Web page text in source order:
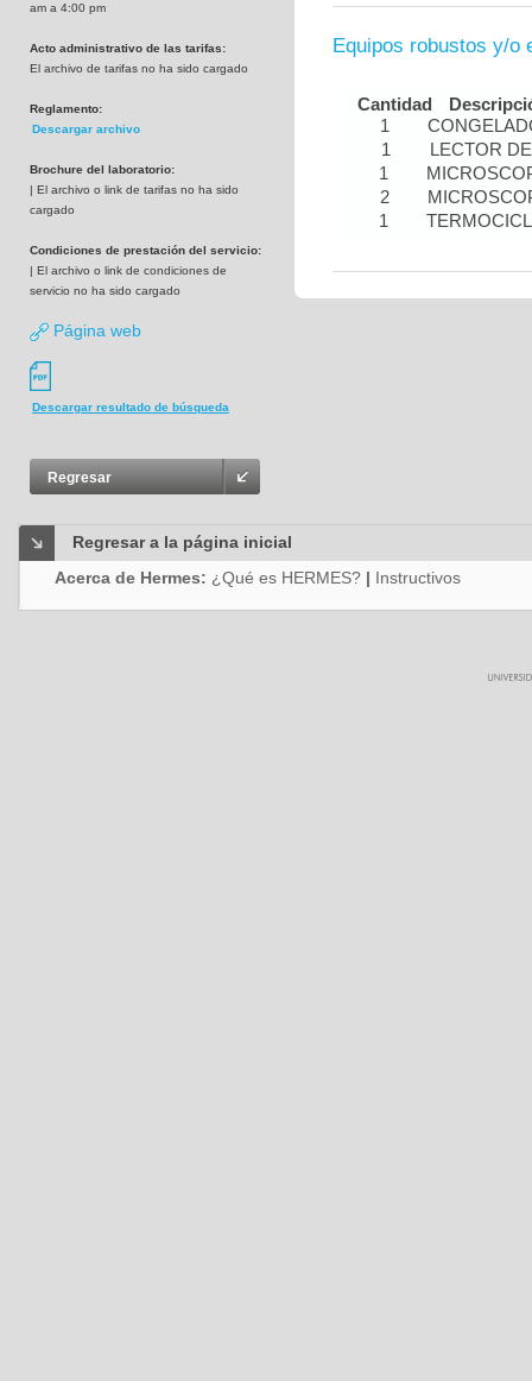
am a 4:00 pm
Acto administrativo de las tarifas:
El archivo de tarifas no ha sido cargado
Reglamento:
Descargar archivo
Brochure del laboratorio:
| El archivo o link de tarifas no ha sido
cargado
Condiciones de prestación del servicio:
| El archivo o link de condiciones de
servicio no ha sido cargado
Página web
Descargar resultado de búsqueda
Regresar
Equipos robustos y/o
Cantidad
1
1
LECTOR
1
2
1
Regresar a la página inicial
Acerca de Hermes: ¿Qué es HERMES? | Instructivos